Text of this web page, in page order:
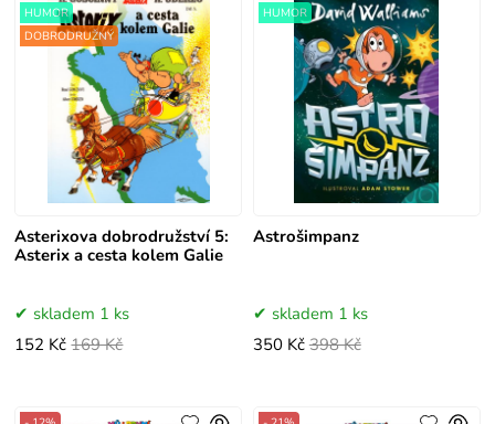
Asterixova dobrodružství 5:
Asterix a cesta kolem Galie
HUMOR
DOBRODRUŽNÝ
skladem 1 ks
152 Kč 169 Kč
Astrošimpanz
HUMOR
skladem 1 ks
350 Kč 398 Kč